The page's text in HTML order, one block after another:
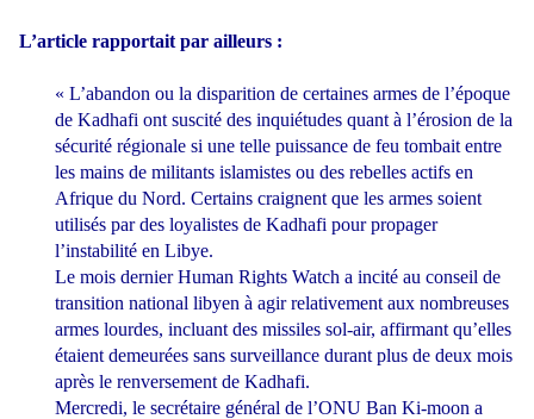
L’article rapportait par ailleurs :
« L’abandon ou la disparition de certaines armes de l’époque
de Kadhafi ont suscité des inquiétudes quant à l’érosion de la
sécurité régionale si une telle puissance de feu tombait entre
les mains de militants islamistes ou des rebelles actifs en
Afrique du Nord. Certains craignent que les armes soient
utilisés par des loyalistes de Kadhafi pour propager
l’instabilité en Libye.
Le mois dernier Human Rights Watch a incité au conseil de
transition national libyen à agir relativement aux nombreuses
armes lourdes, incluant des missiles sol-air, affirmant qu’elles
étaient demeurées sans surveillance durant plus de deux mois
après le renversement de Kadhafi.
Mercredi, le secrétaire général de l’ONU Ban Ki-moon a